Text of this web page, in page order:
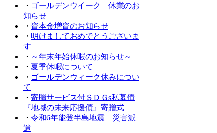
・ ゴールデンウイーク 休業のお
知らせ
・ 資本金増資のお知らせ
・ 明けましておめでとうございま
す
・ ～年末年始休暇のお知らせ～
・ 夏季休暇について
・ ゴールデンウィーク休みについ
て
・ 寄贈サービス付ＳＤＧs私募債
『地域の未来応援債』寄贈式
・ 令和6年能登半島地震 災害派
遣